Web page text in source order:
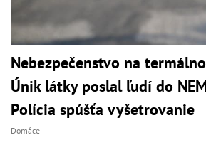
Nebezpečenstvo na
Únik látky poslal ľudí do
Polícia spúšťa vyšetrovanie
Domáce